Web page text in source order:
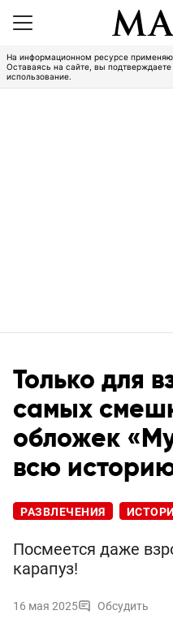
На информационном ресурсе
Оставаясь на сайте, вы подтверждаете
использование.
Только для
самых
обложек
всю
РАЗВЛЕЧЕНИЯ
Посмеется даже
карапуз!
16 мая 2025 Обсудить